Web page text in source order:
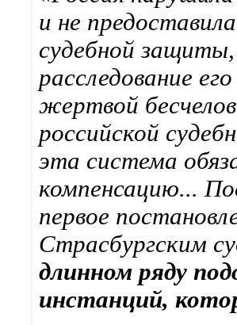
и не
судебной
расследование
жертвой
российской
эта система
компенсацию...
первое
Страсбургским
длинном ряду
инстанций,